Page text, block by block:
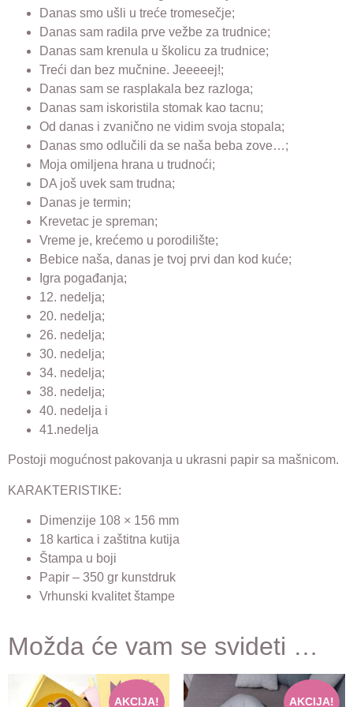
Danas smo ušli u treće tromesečje;
Danas sam radila prve vežbe za trudnice;
Danas sam krenula u školicu za trudnice;
Treći dan bez mučnine. Jeeeeej!;
Danas sam se rasplakala bez razloga;
Danas sam iskoristila stomak kao tacnu;
Od danas i zvanično ne vidim svoja stopala;
Danas smo odlučili da se naša beba zove…;
Moja omiljena hrana u trudnoći;
DA još uvek sam trudna;
Danas je termin;
Krevetac je spreman;
Vreme je, krećemo u porodilište;
Bebice naša, danas je tvoj prvi dan kod kuće;
Igra pogađanja;
12. nedelja;
20. nedelja;
26. nedelja;
30. nedelja;
34. nedelja;
38. nedelja;
40. nedelja i
41.nedelja
Postoji mogućnost pakovanja u ukrasni papir sa mašnicom.
KARAKTERISTIKE:
Dimenzije 108 × 156 mm
18 kartica i zaštitna kutija
Štampa u boji
Papir – 350 gr kunstdruk
Vrhunski kvalitet štampe
Možda će vam se svideti …
AKCIJA! AKCIJA!